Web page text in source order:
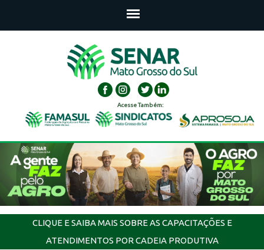
Acesse Também:
CLIQUE E SAIBA MAIS SOBRE AS CAPACITAÇÕES E
ATENDIMENTOS POR CADEIA PRODUTIVA